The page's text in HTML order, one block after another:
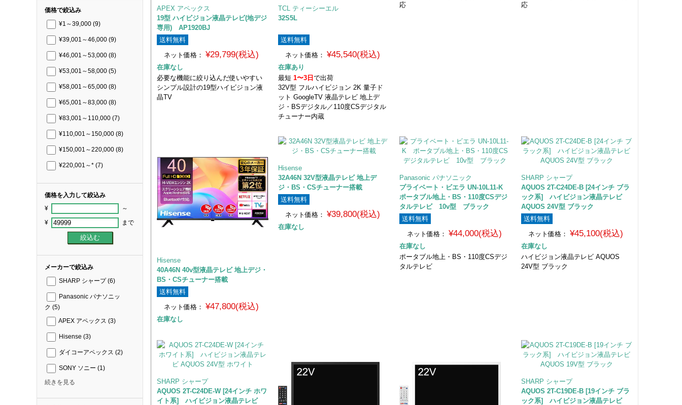
価格で絞込み
¥1～39,000 (9)
¥39,001～46,000 (9)
¥46,001～53,000 (8)
¥53,001～58,000 (5)
¥58,001～65,000 (8)
¥65,001～83,000 (8)
¥83,001～110,000 (7)
¥110,001～150,000 (8)
¥150,001～220,000 (8)
¥220,001～* (7)
価格を入力して絞込み
¥ ～
¥ まで
メーカーで絞込み
SHARP シャープ(6)
Panasonic パナソニッ
ク (5)
APEX アペックス (3)
Hisense (3)
ダイコーアペックス (2)
SONY ソニー (1)
続きを見る
APEX アペックス
19型 ハイビジョン液晶テレビ(地デジ
専用) AP1920BJ
送料無料
ネット価格：
¥29,799(税込)
在庫なし
必要な機能に絞り込んだ使いやすい
シンプル設計の19型ハイビジョン液
晶TV
TCL ティーシーエル
32S5L
送料無料
ネット価格：
¥45,540(税込)
在庫あり
最短1〜3日で出荷
32V型 フルハイビジョン 2K 量子ド
ット GoogleTV 液晶テレビ 地上デ
ジ・BSデジタル／110度CSデジタル
チューナー内蔵
応
応
Hisense
40A46N 40v型液晶テレビ 地上デジ・
BS・CSチューナー搭載
送料無料
ネット価格：
¥47,800(税込)
在庫なし
Hisense
32A46N 32V型液晶テレビ 地上デ
ジ・BS・CSチューナー搭載
送料無料
ネット価格：
¥39,800(税込)
在庫なし
Panasonic パナソニック
プライベート・ビエラ UN-10L11-K
ポータブル地上・BS・110度CSデジ
タルテレビ 10v型 ブラック
送料無料
ネット価格： ¥44,000(税込)
在庫なし
ポータブル地上・BS・110度CSデジ
タルテレビ
SHARP シャープ
AQUOS 2T-C24DE-B [24インチ ブラ
ック系] ハイビジョン液晶テレビ
AQUOS 24V型 ブラック
送料無料
ネット価格： ¥45,100(税込)
在庫なし
ハイビジョン液晶テレビ AQUOS
24V型 ブラック
SHARP シャープ
AQUOS 2T-C24DE-W [24インチ ホワ
イト系] ハイビジョン液晶テレビ
SHARP シャープ
AQUOS 2T-C19DE-B [19インチ ブラ
ック系] ハイビジョン液晶テレビ